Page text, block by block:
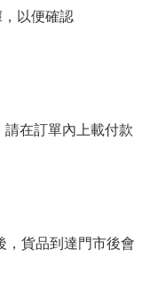
以便確認
在訂單內上載付款
，貨品到達門市後會